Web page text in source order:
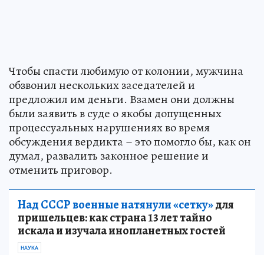
Чтобы спасти любимую от колонии, мужчина
обзвонил нескольких заседателей и
предложил им деньги. Взамен они должны
были заявить в суде о якобы допущенных
процессуальных нарушениях во время
обсуждения вердикта – это помогло бы, как он
думал, развалить законное решение и
отменить приговор.
Над СССР военные натянули «сетку»для
пришельцев: как страна 13 лет тайно
искала и изучала инопланетных гостей
НАУКА